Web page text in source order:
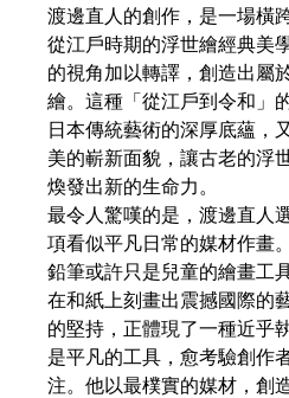
渡邊直人的創作，是一場橫
從江戶時期的浮世繪經典美
的視角加以轉譯，創造出屬
繪。這種「從江戶到令和」
日本傳統藝術的深厚底蘊，
美的嶄新面貌，讓古老的浮
煥發出新的生命力。
最令人驚嘆的是，渡邊直人
項看似平凡日常的媒材作畫
鉛筆或許只是兒童的繪畫工
在和紙上刻畫出震撼國際的
的堅持，正體現了一種近
是平凡的工具，愈考驗創作
注。他以最樸實的媒材，創